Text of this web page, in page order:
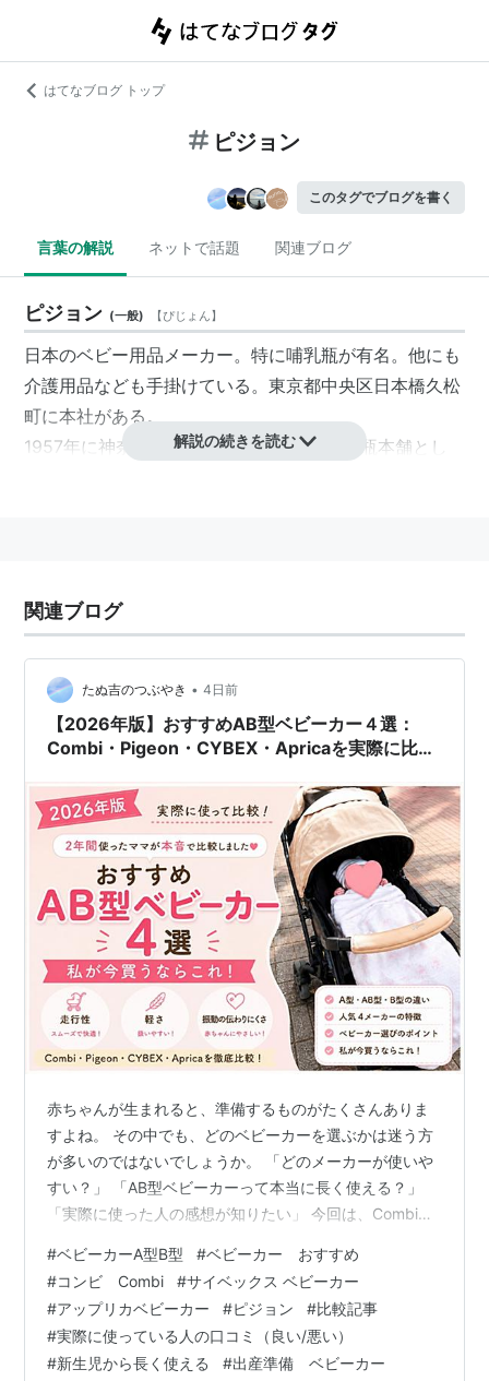
はてなブログ トップ
ピジョン
このタグでブログを書く
言葉の解説 ネットで話題 関連ブログ
ピジョン (一般) 【ぴじょん】
日本のベビー用品メーカー。特に哺乳瓶が有名。他にも
介護用品なども手掛けている。東京都中央区日本橋久松
町に本社がある。
1957年に神奈川県茅ヶ崎市でピジョン哺乳瓶本舗とし
リスト::ポケモン
リスト::ポケモン
『ポケットモンスター』シリーズに登場するポケモンの
一種。
えたポケモンである。
『赤・緑』および『青』では「トキワのもり」に出現し
ないが、『ピカチュウ』バージョンではアニメの設定に
倣ってか、ピカチュウの代わりに低確率で出現する。
番号
No.017
ジョウト図鑑 No.011
分類 とりポケモン
タイプ ノーマル ひこう
特性 するどいめ ちどりあし
タマゴグループ ひこう
高さ 1.1m
重さ 30.0kg
解説の続きを読む
関連ブログ
たぬ吉のつぶやき • 4日前
【2026年版】おすすめAB型ベビーカー４選：
Combi・Pigeon・CYBEX・Apricaを実際に比
赤ちゃんが生まれると、準備するものがたくさんありま
すよね。 その中でも、どのベビーカーを選ぶかは迷う方
が多いのではないでしょうか。 「どのメーカーが使いや
すい？」 「AB型ベビーカーって本当に長く使える？」
「実際に使った人の感想が知りたい」 今回は、Combi・
カーを比較してみました。 私は娘が１か月健診の頃から
PigeonのAB型ベビーカーを使い始め、約２年間愛用して
います。 買い物や公園、お出かけ、旅行など毎日のよう
に使ってきたからこそ感じたことや、２０２６年に友人
の出産準備でアカチャンホンポへ行き、最新モデルを見
#ベビーカーA型B型 #ベビーカー おすすめ
#コンビ Combi #サイベックス ベビーカー
#アップリカベビーカー #ピジョン #比較記事
#実際に使っている人の口コミ（良い/悪い）
#新生児から長く使える #出産準備 ベビーカー